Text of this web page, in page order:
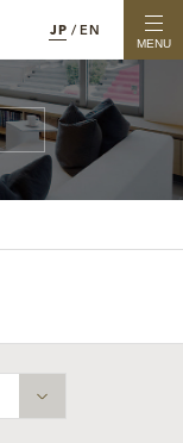
JP / EN
MENU